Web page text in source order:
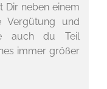
Dir neben einem
Vergütung und
auch du Teil
immer größer